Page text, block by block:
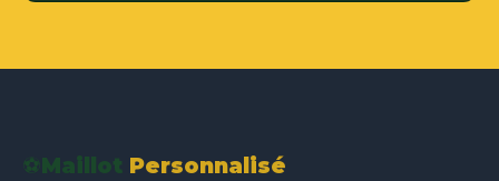
⚽Maillot Personnalisé